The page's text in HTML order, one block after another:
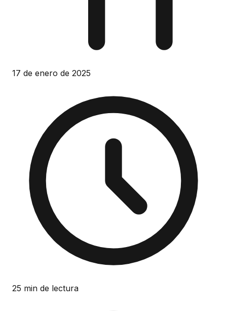
17 de enero de 2025
25 min de lectura